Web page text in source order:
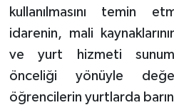
kullanılmasını temin
idarenin, mali
ve yurt hizmeti
önceliği yönüyle
öğrencilerin yurtlarda